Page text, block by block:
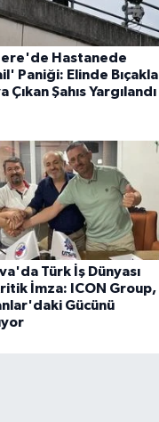
Hastanede
Paniği: Elinde Bıçakla
Çıkan Şahıs Yargılandı
Türk İş Dünyası
İmza: ICON Group,
Gücünü